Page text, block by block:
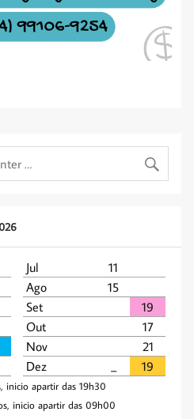
Jul
11
Ago
15
Set
19
Out
17
Nov
21
Dez 19
inicio apartir das 19h30
inicio apartir das 09h00